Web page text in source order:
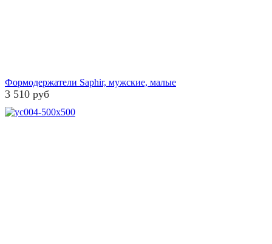
Формодержатели Saphir, мужские, малые
3 510 руб